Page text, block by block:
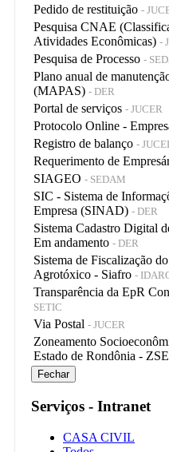
Pedido de restituição -
Pesquisa CNAE
Atividades Econômicas) -
Pesquisa de Processo -
Plano anual de
(MAPAS) - DER
Portal de serviços - JUCER
Protocolo Online -
Registro de balanço -
Requerimento de
SIAGEO - SEDAM
SIC - Sistema de
Empresa (SINAD) - DER
Sistema Cadastro Digital
Em andamento - DER
Sistema de Fiscalização
Agrotóxico - Siafro -
Transparência da EpR
SETIC
Via Postal - JUCER
Zoneamento
Estado de Rondônia -
Fechar
Serviços - Intranet
CASA CIVIL